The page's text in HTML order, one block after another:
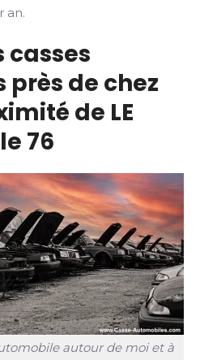
an.
casses
de chez
de LE
76
autour de moi et à